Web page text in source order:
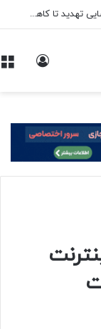
روش‌های جلوگیری از حملات Zero-Day؛ از شناسایی تهدید تا کاهش ریسک